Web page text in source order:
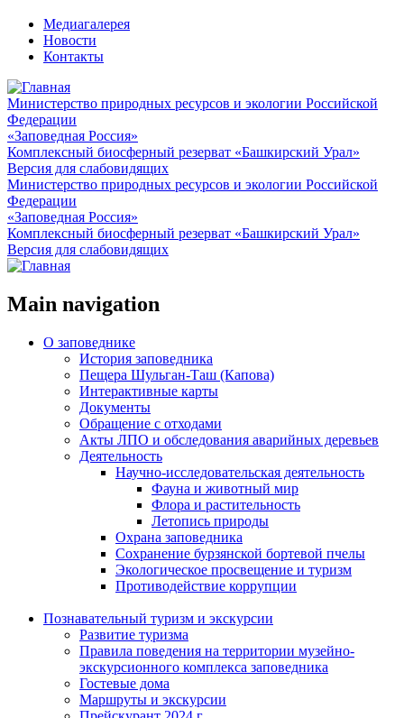
Медиагалерея
Новости
Контакты
Министерство природных ресурсов и экологии Российской
Федерации
«Заповедная Россия»
Комплексный биосферный резерват «Башкирский Урал»
Версия для слабовидящих
Министерство природных ресурсов и экологии Российской
Федерации
«Заповедная Россия»
Комплексный биосферный резерват «Башкирский Урал»
Версия для слабовидящих
Main navigation
О заповеднике
История заповедника
Пещера Шульган-Таш (Капова)
Интерактивные карты
Документы
Обращение с отходами
Акты ЛПО и обследования аварийных деревьев
Деятельность
Научно-исследовательская деятельность
Фауна и животный мир
Флора и растительность
Летопись природы
Охрана заповедника
Сохранение бурзянской бортевой пчелы
Экологическое просвещение и туризм
Противодействие коррупции
Познавательный туризм и экскурсии
Развитие туризма
Правила поведения на территории музейно-
экскурсионного комплекса заповедника
Гостевые дома
Маршруты и экскурсии